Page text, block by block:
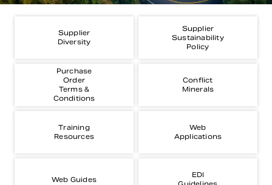
Supplier
Diversity
Supplier
Sustainability
Policy
Purchase
Order
Terms &
Conditions
Conflict
Minerals
Training
Resources
Web
Applications
Web Guides
EDI